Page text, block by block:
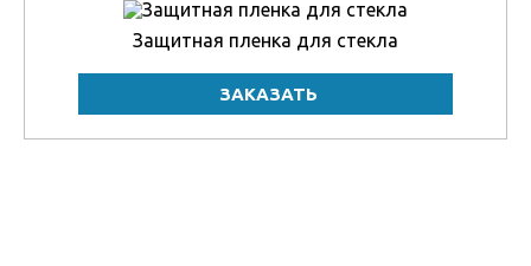
Защитная пленка для стекла